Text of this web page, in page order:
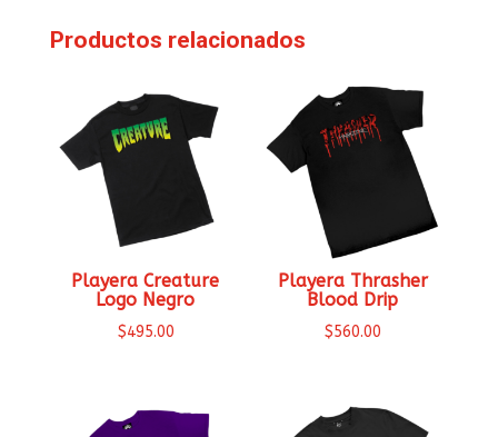
Productos relacionados
Playera Creature
Logo Negro
$495.00
Playera Thrasher
Blood Drip
$560.00